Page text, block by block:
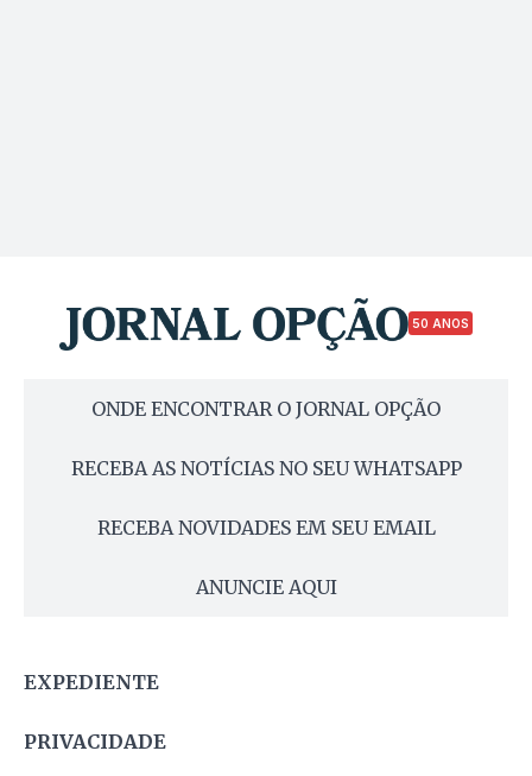
50 ANOS
ONDE ENCONTRAR O JORNAL OPÇÃO
RECEBA AS NOTÍCIAS NO SEU WHATSAPP
RECEBA NOVIDADES EM SEU EMAIL
ANUNCIE AQUI
EXPEDIENTE
PRIVACIDADE